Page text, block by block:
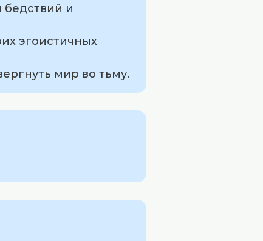
и
эгоистичных
мир во тьму.